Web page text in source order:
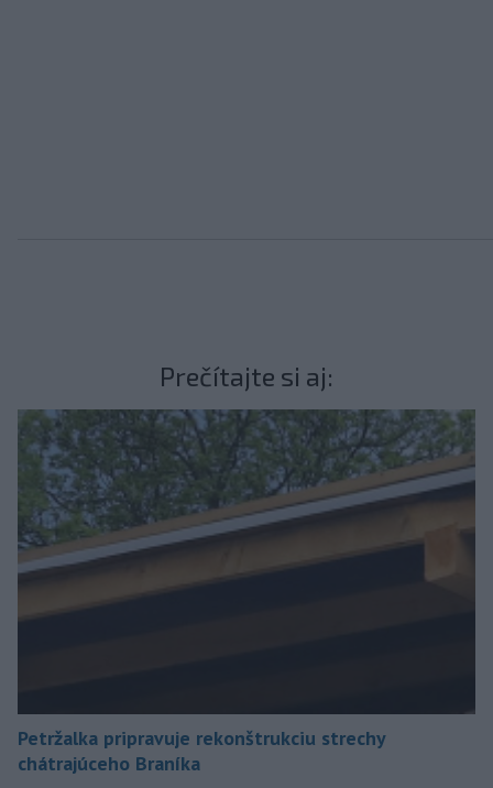
Prečítajte si aj:
Petržalka pripravuje rekonštrukciu strechy
chátrajúceho Braníka